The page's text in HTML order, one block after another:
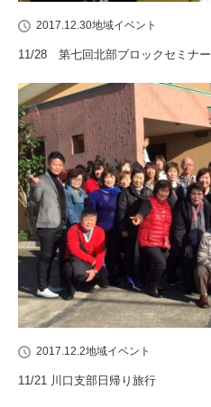
2017.12.30地域イベント
11/28 第七回北部ブロックセミナー
2017.12.2地域イベント
11/21 川口支部日帰り旅行